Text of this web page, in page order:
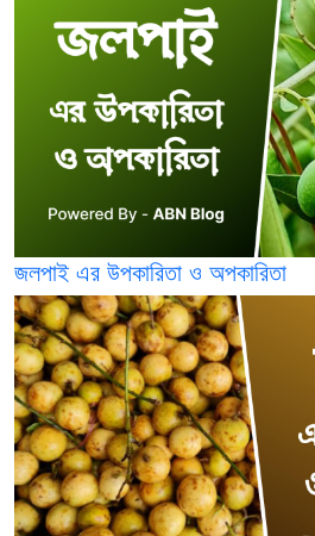
জলপাই এর উপকারিতা ও অপকারিতা